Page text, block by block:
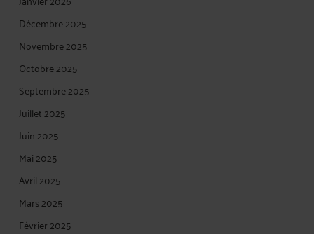
Décembre 2025
Novembre 2025
Octobre 2025
Septembre 2025
Juillet 2025
Juin 2025
Mai 2025
Avril 2025
Mars 2025
Février 2025